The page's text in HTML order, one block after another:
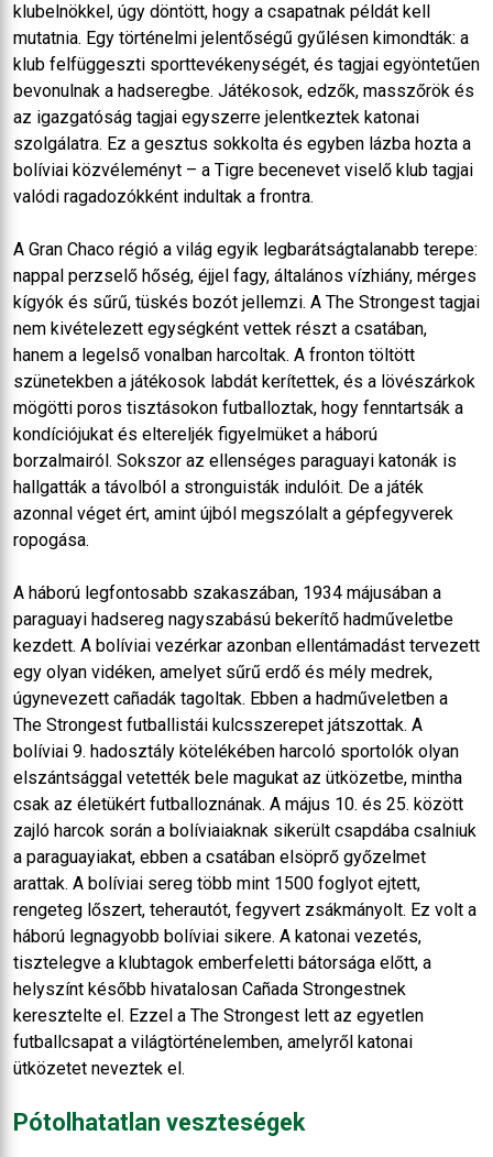
klubelnökkel, úgy döntött, hogy a csapatnak példát kell
mutatnia. Egy történelmi jelentőségű gyűlésen kimondták: a
klub felfüggeszti sporttevékenységét, és tagjai egyöntetűen
bevonulnak a hadseregbe. Játékosok, edzők, masszőrök és
az igazgatóság tagjai egyszerre jelentkeztek katonai
szolgálatra. Ez a gesztus sokkolta és egyben lázba hozta a
bolíviai közvéleményt – a Tigre becenevet viselő klub tagjai
valódi ragadozókként indultak a frontra.
A Gran Chaco régió a világ egyik legbarátságtalanabb terepe:
nappal perzselő hőség, éjjel fagy, általános vízhiány, mérges
kígyók és sűrű, tüskés bozót jellemzi. A The Strongest tagjai
nem kivételezett egységként vettek részt a csatában,
hanem a legelső vonalban harcoltak. A fronton töltött
szünetekben a játékosok labdát kerítettek, és a lövészárkok
mögötti poros tisztásokon futballoztak, hogy fenntartsák a
kondíciójukat és eltereljék figyelmüket a háború
borzalmairól. Sokszor az ellenséges paraguayi katonák is
hallgatták a távolból a stronguisták indulóit. De a játék
azonnal véget ért, amint újból megszólalt a gépfegyverek
ropogása.
A háború legfontosabb szakaszában, 1934 májusában a
paraguayi hadsereg nagyszabású bekerítő hadműveletbe
kezdett. A bolíviai vezérkar azonban ellentámadást tervezett
egy olyan vidéken, amelyet sűrű erdő és mély medrek,
úgynevezett cañadák tagoltak. Ebben a hadműveletben a
The Strongest futballistái kulcsszerepet játszottak. A
bolíviai 9. hadosztály kötelékében harcoló sportolók olyan
elszántsággal vetették bele magukat az ütközetbe, mintha
csak az életükért futballoznának. A május 10. és 25. között
zajló harcok során a bolíviaiaknak sikerült csapdába csalniuk
a paraguayiakat, ebben a csatában elsöprő győzelmet
arattak. A bolíviai sereg több mint 1500 foglyot ejtett,
rengeteg lőszert, teherautót, fegyvert zsákmányolt. Ez volt a
háború legnagyobb bolíviai sikere. A katonai vezetés,
tisztelegve a klubtagok emberfeletti bátorsága előtt, a
helyszínt később hivatalosan Cañada Strongestnek
keresztelte el. Ezzel a The Strongest lett az egyetlen
futballcsapat a világtörténelemben, amelyről katonai
ütközetet neveztek el.
Pótolhatatlan veszteségek